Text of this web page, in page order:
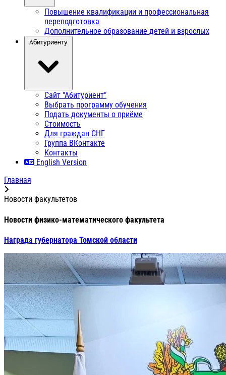
Повышение квалификации и профессиональная
переподготовка
Дополнительное образование детей и взрослых
Абитуриенту
Сайт "Абитуриент"
Выбрать программу обучения
Подать документы о приёме
Стоимость
Для граждан СНГ
Группа ВКонтакте
Контакты
English Version
Главная
Новости факультетов
Новости физико-математического факультета
Награда губернатора Томской области